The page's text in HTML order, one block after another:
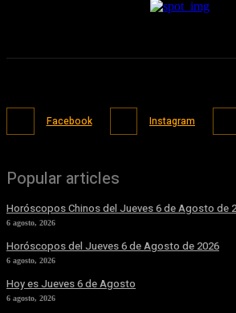
Facebook Instagram
Popular articles
Horóscopos Chinos del Jueves 6 de Agosto de
6 agosto, 2026
Horóscopos del Jueves 6 de Agosto de 2026
6 agosto, 2026
Hoy es Jueves 6 de Agosto
6 agosto, 2026